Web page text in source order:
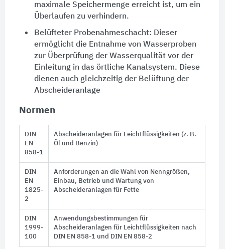
maximale Speichermenge erreicht ist, um ein
Überlaufen zu verhindern.
Belüfteter Probenahmeschacht: Dieser
ermöglicht die Entnahme von Wasserproben
zur Überprüfung der Wasserqualität vor der
Einleitung in das örtliche Kanalsystem. Diese
dienen auch gleichzeitig der Belüftungder
Abscheideranlage
Normen
DIN
EN
858-1
Abscheideranlagen für Leichtflüssigkeiten (z. B.
Öl und Benzin)
DIN
EN
1825-
2
Anforderungen an die Wahl von Nenngrößen,
Einbau, Betrieb und Wartungvon
Abscheideranlagen für Fette
DIN
1999-
100
Anwendungsbestimmungen für
Abscheideranlagen für Leichtflüssigkeiten nach
DIN EN 858-1 und DIN EN 858-2